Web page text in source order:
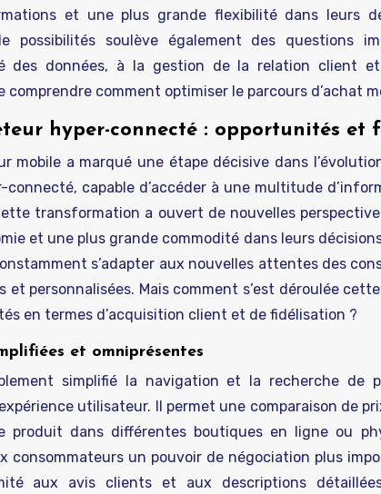
et une plus grande flexibilité dans leurs
possibilités soulève également des questions
des données, à la gestion de la relation client
comprendre comment optimiser le parcours d’achat
hyper-connecté : opportunités et
mobile a marqué une étape décisive dans
capable d’accéder à une multitude
transformation a ouvert de nouvelles
et une plus grande commodité dans leurs
s’adapter aux nouvelles attentes des
et personnalisées. Mais comment s’est déroulée
en termes d’acquisition client et de fidélisation ?
et omniprésentes
simplifié la navigation et la recherche de
utilisateur. Il permet une comparaison de
produit dans différentes boutiques en ligne ou
consommateurs un pouvoir de négociation plus
aux avis clients et aux descriptions